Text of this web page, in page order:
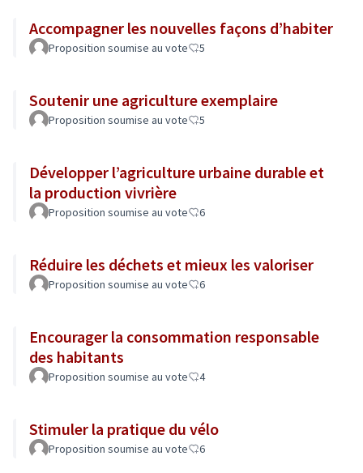
Accompagner les nouvelles façons d’habiter
Proposition soumise au vote 5
Soutenir une agriculture exemplaire
Proposition soumise au vote 5
Développer l’agriculture urbaine durable et
la production vivrière
Proposition soumise au vote 6
Réduire les déchets et mieux les valoriser
Proposition soumise au vote 6
Encourager la consommation responsable
des habitants
Proposition soumise au vote 4
Stimuler la pratique du vélo
Proposition soumise au vote 6